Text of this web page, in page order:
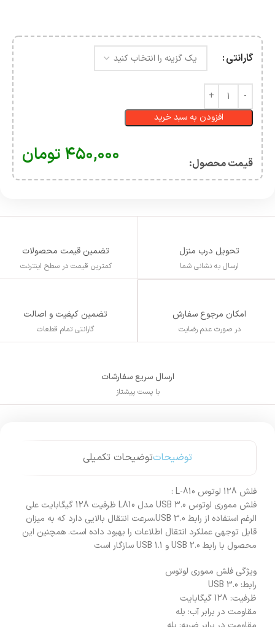
گارانتی
افزودن به سبد خرید
قیمت محصول:​ ۴۵۰,۰۰۰ تومان
تحویل درب منزل
ارسال به نشانی شما
تضمین قیمت محصولات
کمترین قیمت در سطح اینترنت
امکان مرجوع سفارش
در صورت عدم رضایت
تضمین کیفیت و اصالت
گارانتی تمام قطعات
ارسال سریع سفارشات
با پست پیشتاز
توضیحاتتوضیحات تکمیلی
فلش 128 لوتوس L-810 :
فلش مموری لوتوس USB 3.0 مدل L810 ظرفیت 128 گیگابایت علی
الرغم استفاده از رابط USB 3.0،سرعت انتقال بالایی دارد که به میزان
قابل توجهی عملکرد انتقال اطلاعات را بهبود داده است. همچنین این
محصول با رابط USB 2.0 و USB 1.1 سازگار است
ویژگی فلش مموری لوتوس
رابط: USB 3.0
ظرفیت: 128 گیگابایت
مقاومت در برابر آب: بله